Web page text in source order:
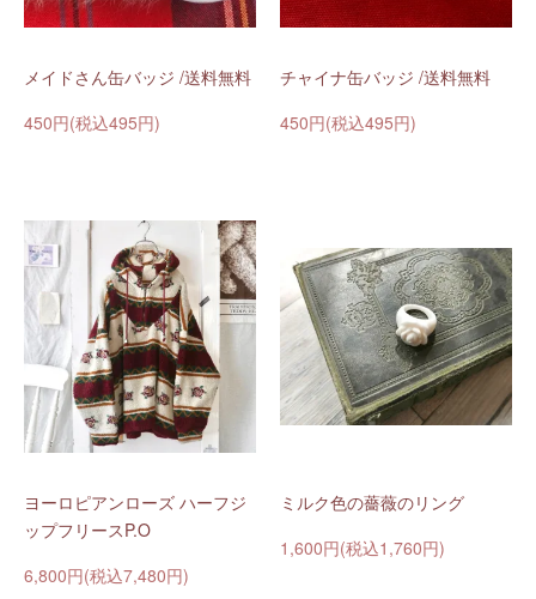
メイドさん缶バッジ /送料無料
450円(税込495円)
チャイナ缶バッジ /送料無料
450円(税込495円)
ヨーロピアンローズ ハーフジ
ップフリースP.O
6,800円(税込7,480円)
ミルク色の薔薇のリング
1,600円(税込1,760円)